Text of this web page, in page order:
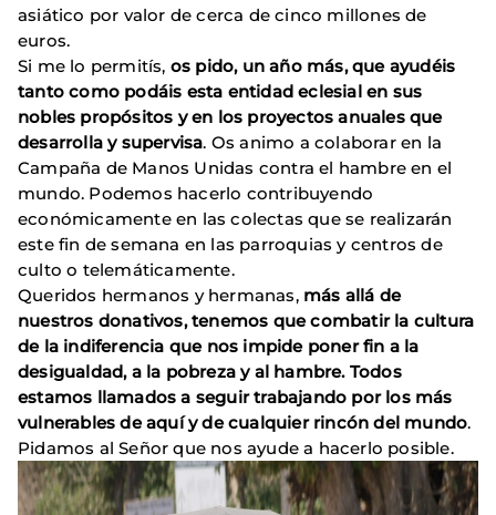
asiático por valor de cerca de cinco millones de
euros.
Si me lo permitís, os pido, un año más, que ayudéis
tanto como podáis esta entidad eclesial en sus
nobles propósitos y en los proyectos anuales que
desarrolla y supervisa. Os animo a colaborar en la
Campaña de Manos Unidas contra el hambre en el
mundo. Podemos hacerlo contribuyendo
económicamente en las colectas que se realizarán
este fin de semana en las parroquias y centros de
culto o telemáticamente.
Queridos hermanos y hermanas, más allá de
nuestros donativos, tenemos que combatir la cultura
de la indiferencia que nos impide poner fin a la
desigualdad, a la pobreza y al hambre. Todos
estamos llamados a seguir trabajando por los más
vulnerables de aquí y de cualquier rincón del mundo.
Pidamos al Señor que nos ayude a hacerlo posible.